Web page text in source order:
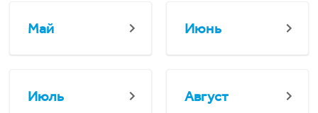
Май Июнь
Июль Август